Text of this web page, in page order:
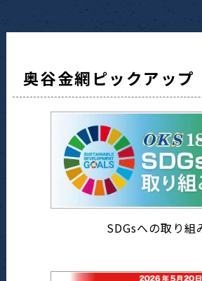
奥谷金網ピックアップ
SDGsへの取り組